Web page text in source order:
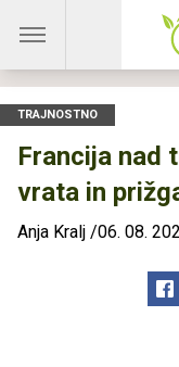
TRAJNOSTNO
Francija nad
vrata in
Anja Kralj /06. 08.